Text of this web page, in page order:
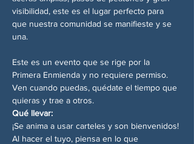
visibilidad, este es el lugar perfecto para
que nuestra comunidad se manifieste y se
una.
Este es un evento que se rige por la
Primera Enmienda y no requiere permiso.
Ven cuando puedas, quédate el tiempo que
quieras y trae a otros.
Qué llevar:
¡Se anima a usar carteles y son bienvenidos!
Al hacer el tuyo, piensa en lo que